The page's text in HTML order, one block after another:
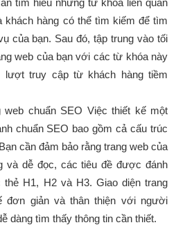
tìm hiểu những từ khóa liên quan
khách hàng có thể tìm kiếm để tìm
của bạn. Sau đó, tập trung vào tối
web của bạn với các từ khóa này
lượt truy cập từ khách hàng tiềm
chuẩn SEO Việc thiết kế một
chuẩn SEO bao gồm cả cấu trúc
cần đảm bảo rằng trang web của
và dễ đọc, các tiêu đề được đánh
H1, H2 và H3. Giao diện trang
đơn giản và thân thiện với người
dàng tìm thấy thông tin cần thiết.